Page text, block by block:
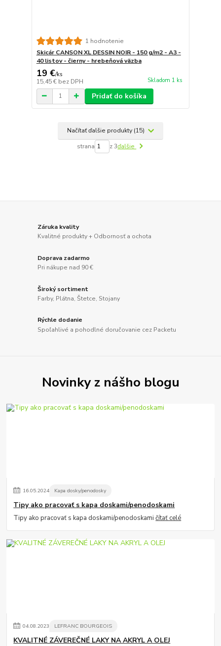
1 hodnotenie
Skicár CANSON XL DESSIN NOIR - 150 g/m2 - A3 -
40 listov - čierny - hrebeňová väzba
19 €/ks
15,45 € bez DPH Skladom 1 ks
Pridať do košíka
Načítať ďalšie produkty (15)
strana z 3ďalšie
Záruka kvality
Kvalitné produkty + Odbornosť a ochota
Doprava zadarmo
Pri nákupe nad 90 €
Široký sortiment
Farby, Plátna, Štetce, Stojany
Rýchle dodanie
Spoľahlivé a pohodlné doručovanie cez Packetu
Novinky z nášho blogu
16.05.2024 Kapa dosky/penodosky
Tipy ako pracovať s kapa doskami/penodoskami
Tipy ako pracovať s kapa doskami/penodoskamičítať celé
04.08.2023 LEFRANC BOURGEOIS
KVALITNÉ ZÁVEREČNÉ LAKY NA AKRYL A OLEJ